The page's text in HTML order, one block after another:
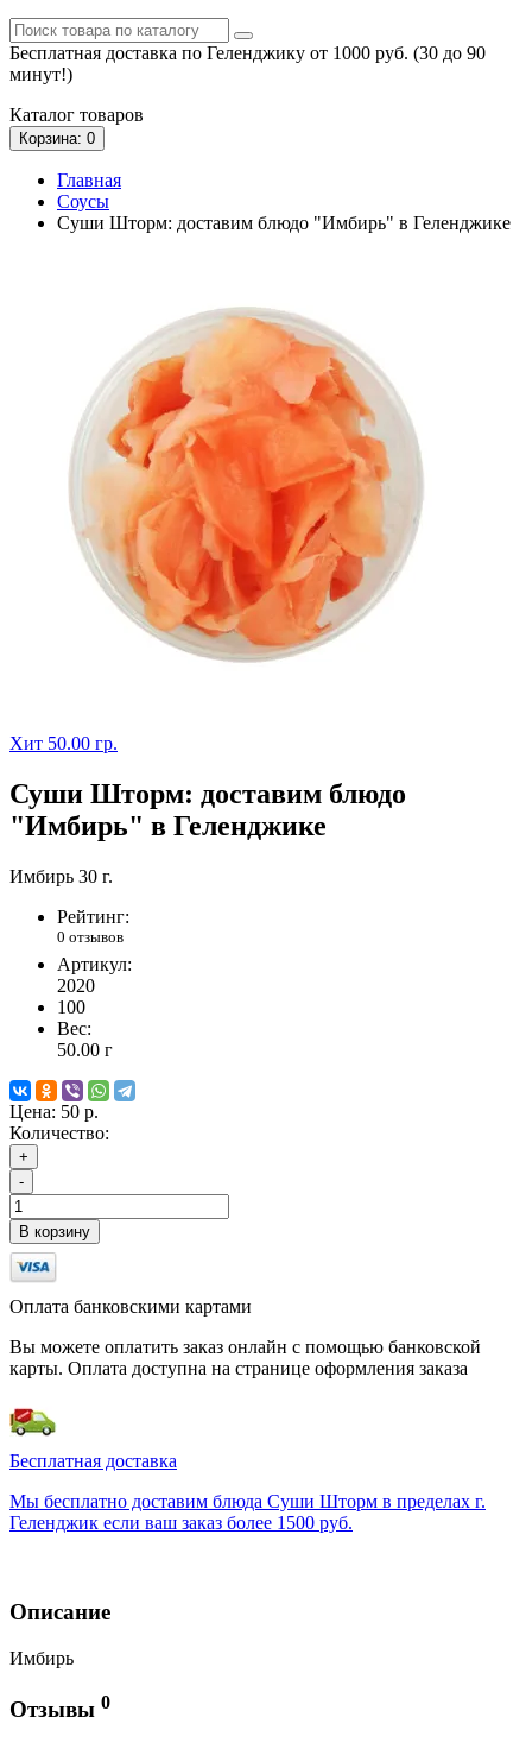
Бесплатная доставка по Геленджику от 1000 руб. (30 до 90
минут!)
Каталог товаров
Корзина: 0
Главная
Соусы
Суши Шторм: доставим блюдо "Имбирь" в Геленджике
Хит 50.00 гр.
Суши Шторм: доставим блюдо
"Имбирь" в Геленджике
Имбирь 30 г.
Рейтинг:
0 отзывов
Артикул:
2020
100
Вес:
50.00 г
Цена: 50 р.
Количество:
+
-
В корзину
Оплата банковскими картами
Вы можете оплатить заказ онлайн с помощью банковской
карты. Оплата доступна на странице оформления заказа
Бесплатная доставка
Мы бесплатно доставим блюда Суши Шторм в пределах г.
Геленджик если ваш заказ более 1500 руб.
Описание
Имбирь
Отзывы 0